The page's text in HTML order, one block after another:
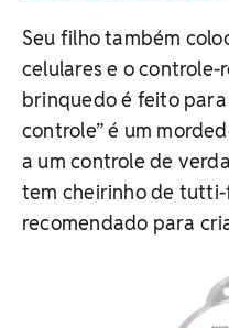
Seu filho também
celulares e o controle-
brinquedo é feito para
controle” é um
a um controle de
tem cheirinho de tutti-
recomendado para